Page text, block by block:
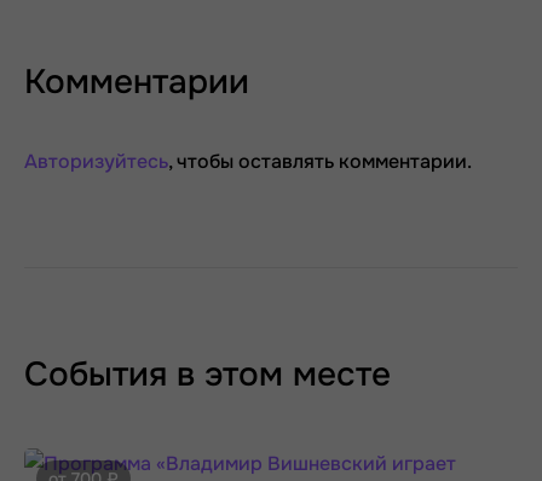
Комментарии
Авторизуйтесь, чтобы оставлять комментарии.
События в этом месте